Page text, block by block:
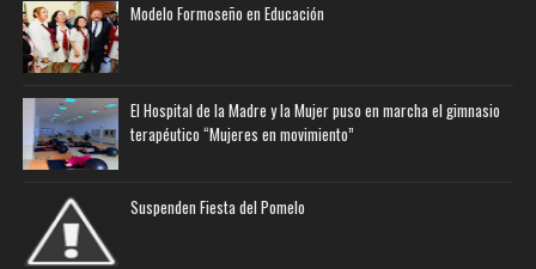
Modelo Formoseño en Educación
El Hospital de la Madre y la Mujer puso en marcha el gimnasio
terapéutico “Mujeres en movimiento”
Suspenden Fiesta del Pomelo